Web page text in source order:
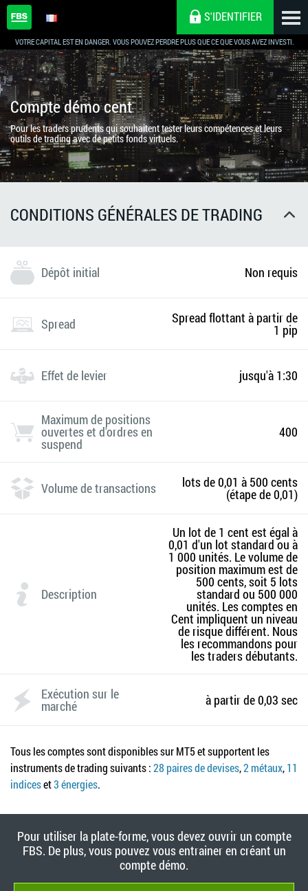
VOTRE CAPITAL EST EN DANGER. VOUS POUVEZ PERDRE PLUS QUE CE QUE VOUS AVEZ INVESTI.
S'IDENTIFIER
Compte démo cent
Pour les traders prudents qui souhaitent tester leurs compétences et leurs
outils de trading avec de petits fonds virtuels.
CONDITIONS GÉNÉRALES DE TRADING
Dépôt initial Non requis
Spread Spread flottant à partir de
1 pip
Effet de levier jusqu'à 1:30
Maximum de positions
ouvertes et d'ordres en
suspend
400
Volume de transactions lots de 0,01 à 500 cents
(étape de 0,01)
Description
Un lot de 1 cent est égal à
0,01 d'un lot standard ou à
1 000 unités. Le volume de
position maximum est de
500 cents, soit 5 lots
standard ou 500 000
unités. Les comptes en
Cent impliquent un niveau
de risque différent. Nous
les recommandons pour
les traders débutants.
Exécution sur le
marché à partir de 0,03 sec
Tous les comptes sont disponibles sur MT5 et supportent les
instruments de trading suivants :28 paires de devises,2 métaux,11
indiceset3 énergies.
Pour utiliser la plate-forme, vous devez ouvrir un compte
FBS. De plus, vous pouvez vous entrainer en créant un
compte démo.